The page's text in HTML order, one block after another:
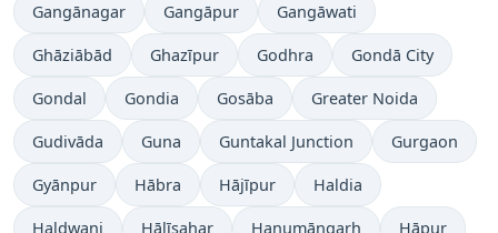
Gangānagar Gangāpur Gangāwati
Ghāziābād Ghazīpur Godhra Gondā City
Gondal Gondia Gosāba Greater Noida
Gudivāda Guna Guntakal Junction Gurgaon
Gyānpur Hābra Hājīpur Haldia
Haldwani Hālīsahar Hanumāngarh Hāpur